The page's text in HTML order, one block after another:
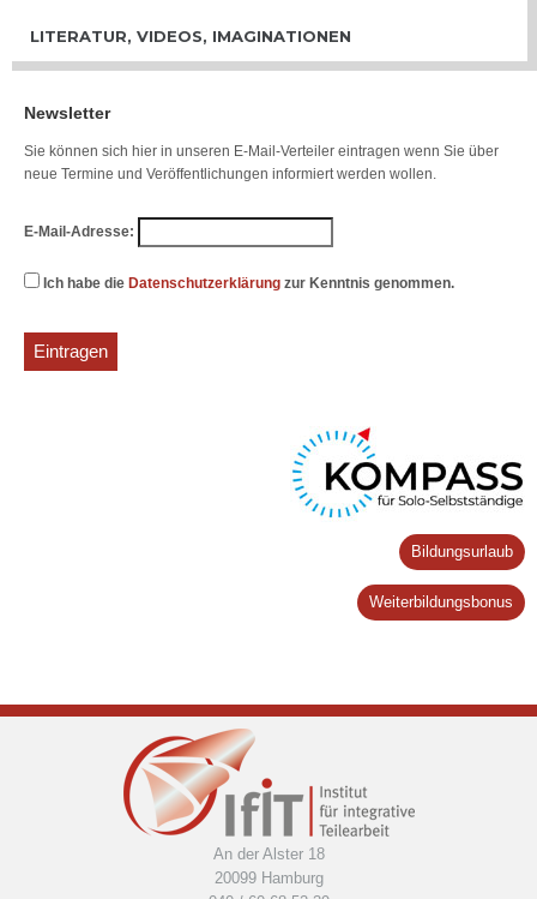
LITERATUR, VIDEOS, IMAGINATIONEN
Newsletter
Sie können sich hier in unseren E-Mail-Verteiler eintragen wenn Sie über
neue Termine und Veröffentlichungen informiert werden wollen.
E-Mail-Adresse:
Ich habe die Datenschutzerklärung zur Kenntnis genommen.
Bildungsurlaub
Weiterbildungsbonus
An der Alster 18
20099 Hamburg